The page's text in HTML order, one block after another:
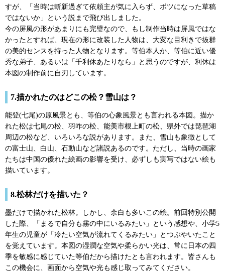
すが、「当時は斬新過ぎて依頼主が気に入らず、ボツになった草稿
ではないか」という説まで飛び出しました。
今の屏風の形があまりにも完璧なので、もし制作当時は屏風ではな
かったとすれば、現在の形に改装した人物は、大変な目利きで抜群
の美的センスを持った人物となります。等伯本人か、等伯に近い優
秀な弟子、あるいは「千利休あたりなら」と思うのですが、利休は
本図の制作前に自刃しています。
7.描かれたのはどこの松？雪山は？
能登(七尾)の原風景とも、等伯の心象風景とも言われる本図。描か
れた松は七尾の松、羽咋の松、能美市根上町の松、県外では琵琶湖
周辺の松など、いろいろな説があります。また、雪山も象徴として
の富士山、白山、石動山など諸説あるのです。ただし、当時の画家
たちは中国の優れた絵画の影響を受け、必ずしも実写ではない絵も
描いています。
8.松林だけを描いた？
墨だけで描かれた松林。しかし、余白も多いこの絵。前回特別公開
した際、「まるで自分も霧の中にいるみたい」という感想や、小学5
年生の児童が「冷たい空気が流れてくるみたい」とつぶやいたこと
を覚えています。本図の湿潤な空気や柔らかい光は、常に日本の四
季を敏感に感じていた等伯だから描けたとも言われます。皆さんも
この機会に、画面から空気や光も感じ取ってみてください。